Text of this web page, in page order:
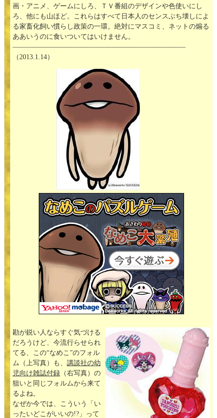
画・アニメ、ゲームにしろ、ＴＶ番組のデザインや色使いにし
ろ、他にも山ほど。これらはすべて日本人のセンスぶち壊しによ
る家畜化飼い慣らし政策の一環。絶対にマスコミ、ネットの煽る
ああいうのに食いついてはいけません。
—————————————————————————–
（2013.1.14）
勘が鋭い人ならすぐ気づける
だろうけど、今流行らせられ
てる、この“なめこ”のフォル
ム（上写真）も、 講談社の幼
児向け雑誌付録 （右写真）の
狙いと同じフォルムから来て
るよね。
なぜか今では、こういう「い
ったいどこがいいの!?」って